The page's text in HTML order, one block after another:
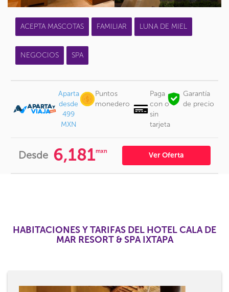
ACEPTA MASCOTAS FAMILIAR LUNA DE MIEL
NEGOCIOS SPA
Aparta
desde
499
MXN
Puntos
monedero
Paga
con o
sin
tarjeta
Garantía
de precio
Desde 6,181mxn Ver Oferta
HABITACIONES Y TARIFAS DEL HOTEL CALA DE
MAR RESORT & SPA IXTAPA